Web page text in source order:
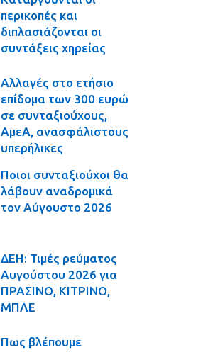
περικοπές και
διπλασιάζονται οι
συντάξεις χηρείας
Αλλαγές στο ετήσιο
επίδομα των 300 ευρώ
σε συνταξιούχους,
ΑμεΑ, ανασφάλιστους
υπερήλικες
Ποιοι συνταξιούχοι θα
λάβουν αναδρομικά
τον Αύγουστο 2026
ΔΕΗ: Τιμές ρεύματος
Αυγούστου 2026 για
ΠΡΑΣΙΝΟ, ΚΙΤΡΙΝΟ,
ΜΠΛΕ
Πως βλέπουμε